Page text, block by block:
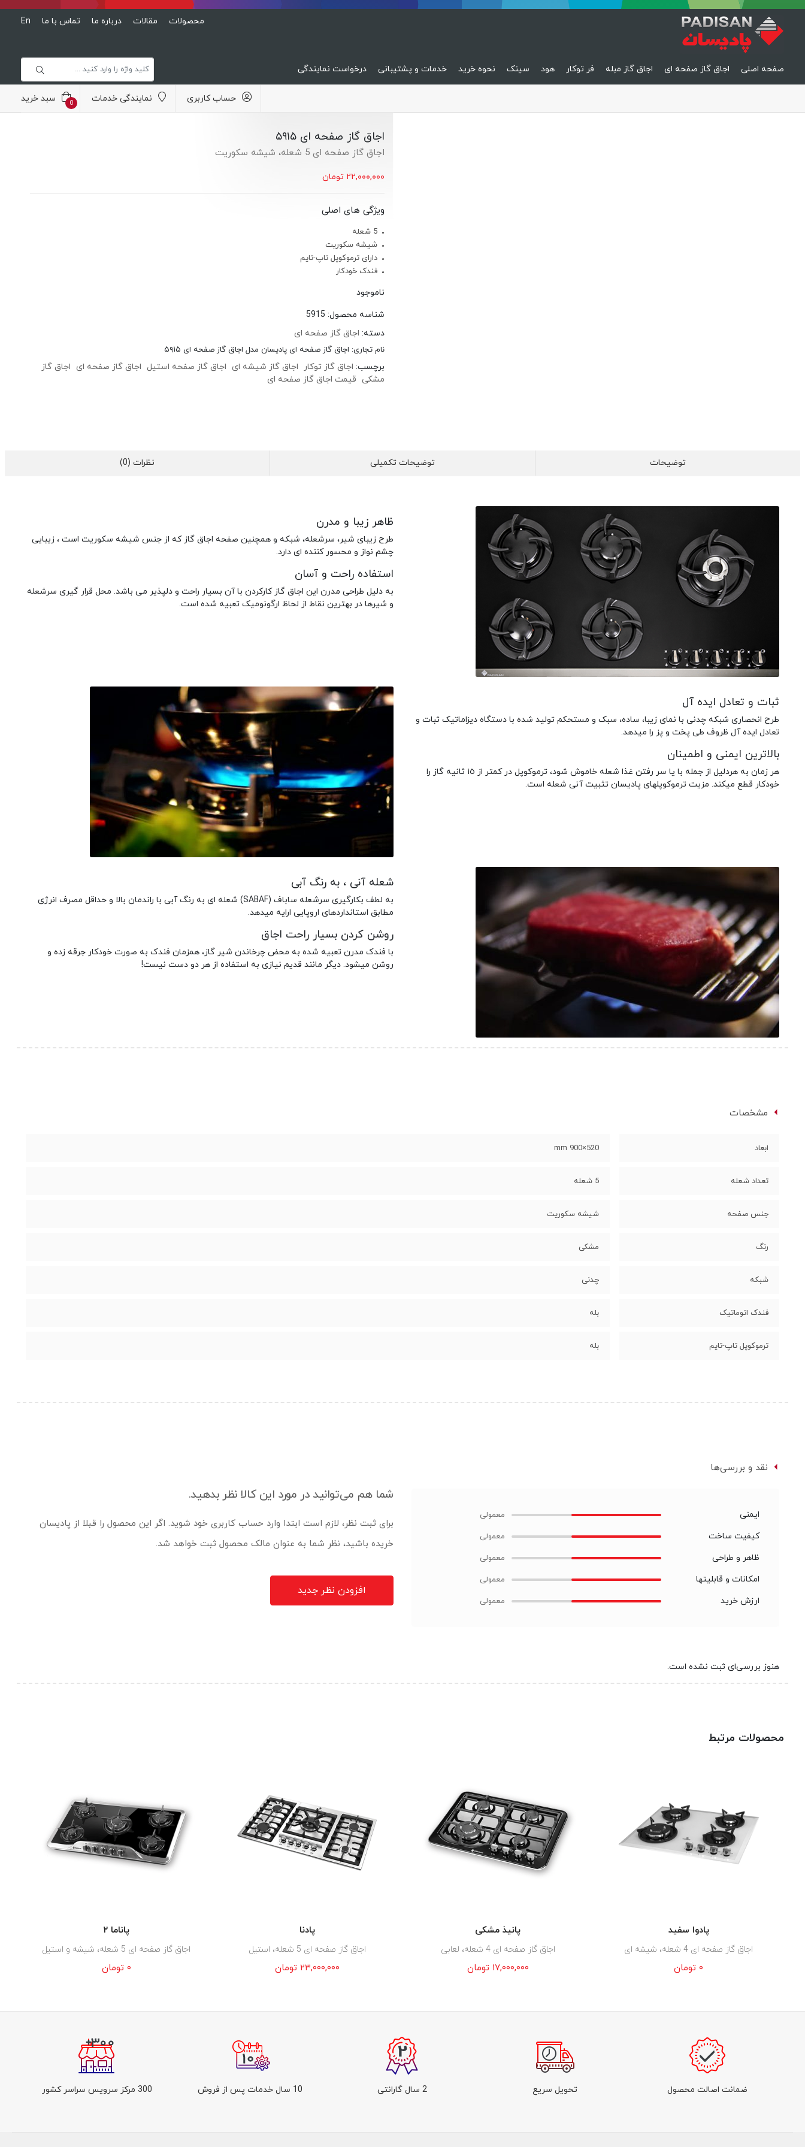
محصولات مقالات درباره ما تماس با ما En
صفحه اصلی اجاق گاز صفحه ای اجاق گاز مبله فر توکار هود سینک نحوه خرید خدمات و پشتیبانی درخواست نمایندگی
0 سبد خرید نمایندگی خدمات حساب کاربری
اجاق گاز صفحه ای ۵۹۱۵
اجاق گاز صفحه ای 5 شعله، شیشه سکوریت
۲۲,۰۰۰,۰۰۰ تومان
ویژگی های اصلی
5 شعله
شیشه سکوریت
دارای ترموکوپل تاپ-تایم
فندک خودکار
ناموجود
شناسه محصول: 5915
دسته: اجاق گاز صفحه ای
نام تجاری: اجاق گاز صفحه ای پادیسان مدل اجاق گاز صفحه ای ۵۹۱۵
برچسب: اجاق گاز توکار اجاق گاز شیشه ای اجاق گاز صفحه استیل اجاق گاز صفحه ای اجاق گاز
مشکی قیمت اجاق گاز صفحه ای
توضیحات توضیحات تکمیلی نظرات (0)
ظاهر زیبا و مدرن
طرح زیبای شیر، سرشعله، شبکه و همچنین صفحه اجاق گاز که از جنس شیشه سکوریت است ، زیبایی
چشم نواز و محسور کننده ای دارد.
استفاده راحت و آسان
به دلیل طراحی مدرن این اجاق گاز کارکردن با آن بسیار راحت و دلپذیر می باشد. محل قرار گیری سرشعله
و شیرها در بهترین نقاط از لحاظ ارگونومیک تعبیه شده است.
ثبات و تعادل ایده آل
طرح انحصاری شبکه چدنی با نمای زیبا، ساده، سبک و مستحکم تولید شده با دستگاه دیزاماتیک ثبات و
تعادل ایده آل ظروف طی پخت و پز را میدهد.
بالاترین ایمنی و اطمینان
هر زمان به هردلیل از جمله با یا سر رفتن غذا شعله خاموش شود، ترموکوپل در کمتر از ١٥ ثانیه گاز را
خودکار قطع میکند. مزیت ترموکوپلهای پادیسان تثبیت آنی شعله است.
شعله آنی ، به رنگ آبی
به لطف بکارگیری سرشعله ساباف (SABAF) شعله ای به رنگ آبی با راندمان بالا و حداقل مصرف انرژی
مطابق استانداردهای اروپایی ارایه میدهد.
روشن کردن بسیار راحت اجاق
با فندک مدرن تعبیه شده به محض چرخاندن شیر گاز، همزمان فندک به صورت خودکار جرقه زده و
روشن میشود. دیگر مانند قدیم نیازی به استفاده از هر دو دست نیست!
مشخصات
ابعاد 520×900 mm
تعداد شعله 5 شعله
جنس صفحه شیشه سکوریت
رنگ مشکی
شبکه چدنی
فندک اتوماتیک بله
ترموکوپل تاپ-تایم بله
نقد و بررسی‌ها
ایمنی
کیفیت ساخت
ظاهر و طراحی
امکانات و قابلیتها
ارزش خرید
شما هم می‌توانید در مورد این کالا نظر بدهید.
برای ثبت نظر، لازم است ابتدا وارد حساب کاربری خود شوید. اگر این محصول را قبلا از پادیسان
خریده باشید، نظر شما به عنوان مالک محصول ثبت خواهد شد.
افزودن نظر جدید
هنوز بررسی‌ای ثبت نشده است.
محصولات مرتبط
پادوا سفید
اجاق گاز صفحه ای 4 شعله، شیشه ای
۰ تومان
پانیذ مشکی
اجاق گاز صفحه ای 4 شعله، لعابی
۱۷,۰۰۰,۰۰۰ تومان
پادنا
اجاق گاز صفحه ای 5 شعله، استیل
۲۳,۰۰۰,۰۰۰ تومان
پاناما ۲
اجاق گاز صفحه ای 5 شعله، شیشه و استیل
۰ تومان
ضمانت اصالت محصول تحویل سریع 2 سال گارانتی 10 سال خدمات پس از فروش 300 مرکز سرویس سراسر کشور